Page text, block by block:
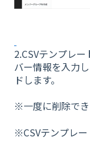
2.CSVテンプレ
バー情報を入力
ドします。
※一度に削除でき
※CSVテンプレー